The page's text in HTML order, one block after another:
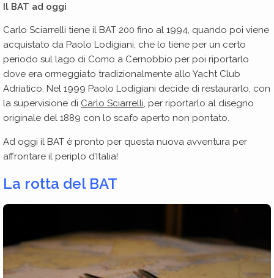
Il BAT ad oggi
Carlo Sciarrelli tiene il BAT 200 fino al 1994, quando poi viene
acquistato da Paolo Lodigiani, che lo tiene per un certo
periodo sul lago di Como a Cernobbio per poi riportarlo
dove era ormeggiato tradizionalmente allo Yacht Club
Adriatico. Nel 1999 Paolo Lodigiani decide di restaurarlo, con
la supervisione di Carlo Sciarrelli, per riportarlo al disegno
originale del 1889 con lo scafo aperto non pontato.
Ad oggi il BAT è pronto per questa nuova avventura per
affrontare il periplo d’Italia!
La rotta del BAT